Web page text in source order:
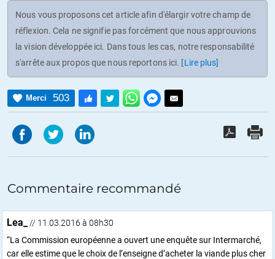
Nous vous proposons cet article afin d'élargir votre champ de
réflexion. Cela ne signifie pas forcément que nous approuvions
la vision développée ici. Dans tous les cas, notre responsabilité
s'arrête aux propos que nous reportons ici. [Lire plus]
Merci 503
Commentaire recommandé
Lea_
// 11.03.2016 à 08h30
“La Commission européenne a ouvert une enquête sur Intermarché,
car elle estime que le choix de l’enseigne d’acheter la viande plus cher